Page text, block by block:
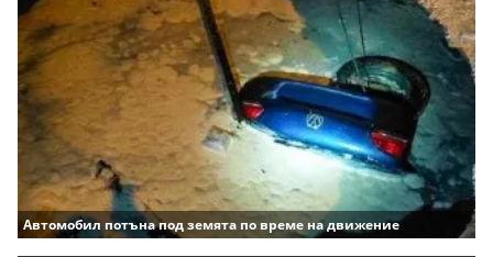
Автомобил потъна под земята по време на движение